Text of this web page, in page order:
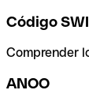
Código
Comprender
ANOO